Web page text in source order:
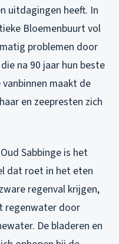
uitdagingen heeft. In
Bloemenbuurt vol
problemen door
na 90 jaar hun beste
maakt de
en zeepresten zich
Sabbinge is het
dat roet in het eten
regenval krijgen,
regenwater door
De bladeren en